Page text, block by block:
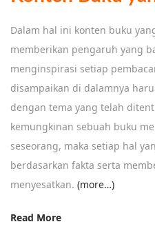
Dalam hal ini konten buku
memberikan pengaruh yang
menginspirasi setiap
disampaikan di dalamnya
dengan tema yang telah
kemungkinan sebuah buku
seseorang, maka setiap hal
berdasarkan fakta serta
menyesatkan. (more…)
Read More